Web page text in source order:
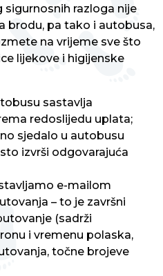
razloga nije
brodu, pa tako i autobusa,
na vrijeme sve što
lijekove i higijenske
sastavlja
redoslijedu uplata;
sjedalo u autobusu
izvrši odgovarajuća
e-mailom
– to je završni
(sadrži
i vremenu polaska,
točne brojeve